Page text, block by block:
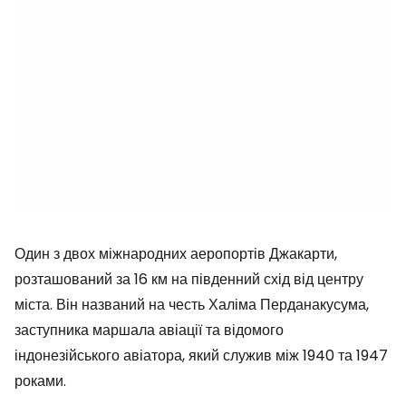
Один з двох міжнародних аеропортів Джакарти,
розташований за 16 км на південний схід від центру
міста. Він названий на честь Халіма Перданакусума,
заступника маршала авіації та відомого
індонезійського авіатора, який служив між 1940 та 1947
роками.